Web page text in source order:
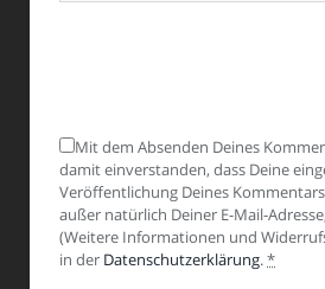
Mit dem Absenden Deines
damit einverstanden, dass Deine
Veröffentlichung Deines
außer natürlich Deiner E-Mail-
(Weitere Informationen und
in der Datenschutzerklärung.*